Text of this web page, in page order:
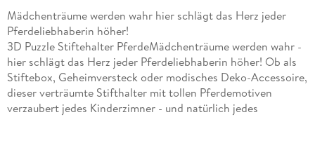
Mädchenträume werden wahr hier schlägt das Herz jeder
Pferdeliebhaberin höher!
3D Puzzle Stiftehalter PferdeMädchenträume werden wahr -
hier schlägt das Herz jeder Pferdeliebhaberin höher! Ob als
Stiftebox, Geheimversteck oder modisches Deko-Accessoire,
dieser verträumte Stifthalter mit tollen Pferdemotiven
verzaubert jedes Kinderzimner - und natürlich jedes